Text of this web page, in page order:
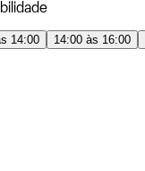
14:00 14:00 às 16:00